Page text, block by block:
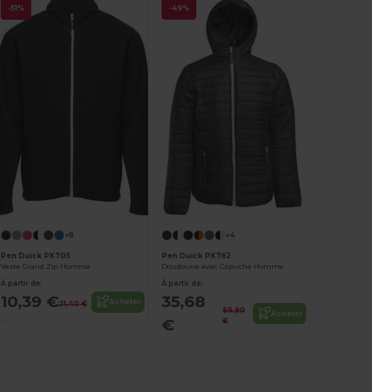
-51%
+8
Pen Duick PK705
Veste Grand Zip Homme
À partir de:
10,39 €21,40 € Acheter
-49%
+4
Pen Duick PK762
Doudoune avec Capuche Homme
À partir de:
35,68
€
69,90
€
Acheter